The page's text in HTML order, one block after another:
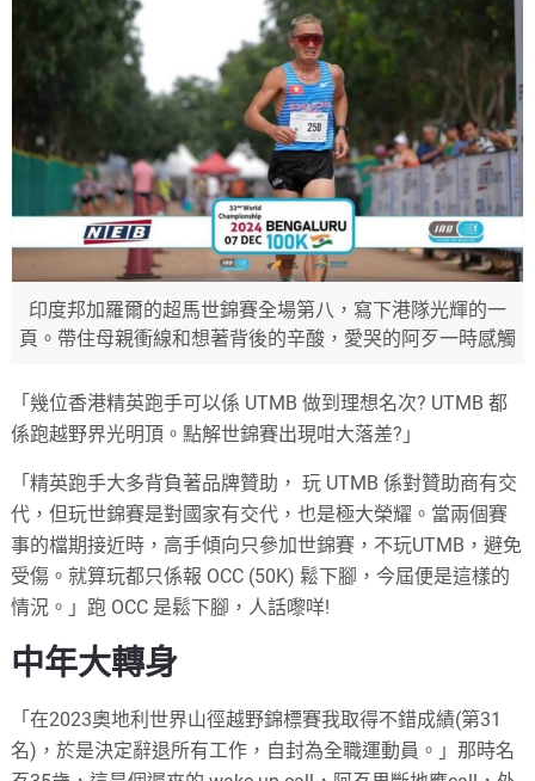
印度邦加羅爾的超馬世錦賽全場第八，寫下港隊光輝的一
頁。帶住母親衝線和想著背後的辛酸，愛哭的阿歹一時感觸
「幾位香港精英跑手可以係 UTMB 做到理想名次? UTMB 都
係跑越野界光明頂。點解世錦賽出現咁大落差?」
「精英跑手大多背負著品牌贊助， 玩 UTMB 係對贊助商有交
代，但玩世錦賽是對國家有交代，也是極大榮耀。當兩個賽
事的檔期接近時，高手傾向只參加世錦賽，不玩UTMB，避免
受傷。就算玩都只係報 OCC (50K) 鬆下腳，今屆便是這樣的
情況。」跑 OCC 是鬆下腳，人話嚟咩!
中年大轉身
「在2023奧地利世界山徑越野錦標賽我取得不錯成績(第31
名)，於是決定辭退所有工作，自封為全職運動員。」那時名